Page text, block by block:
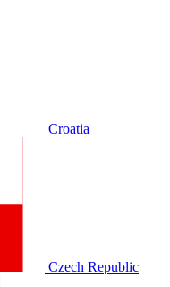
Croatia
Czech Republic